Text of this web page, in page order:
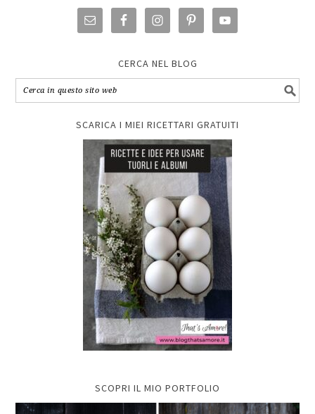
CERCA NEL BLOG
SCARICA I MIEI RICETTARI GRATUITI
SCOPRI IL MIO PORTFOLIO